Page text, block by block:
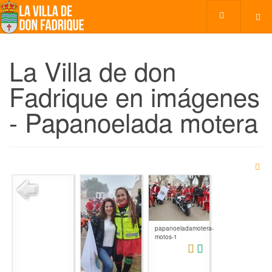
La Villa de don
Fadrique en imágenes
- Papanoelada motera
papanoeladamotera-
motos-1